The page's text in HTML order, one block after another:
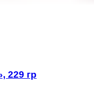
229 гр